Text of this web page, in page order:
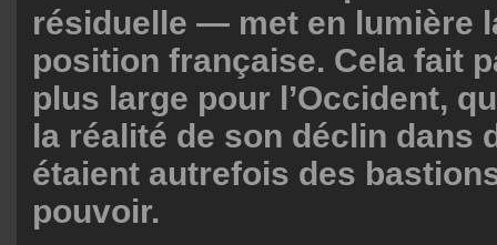
résiduelle — met en lumière
position française. Cela fait
plus large pour l’Occident,
la réalité de son déclin dans
étaient autrefois des
pouvoir.